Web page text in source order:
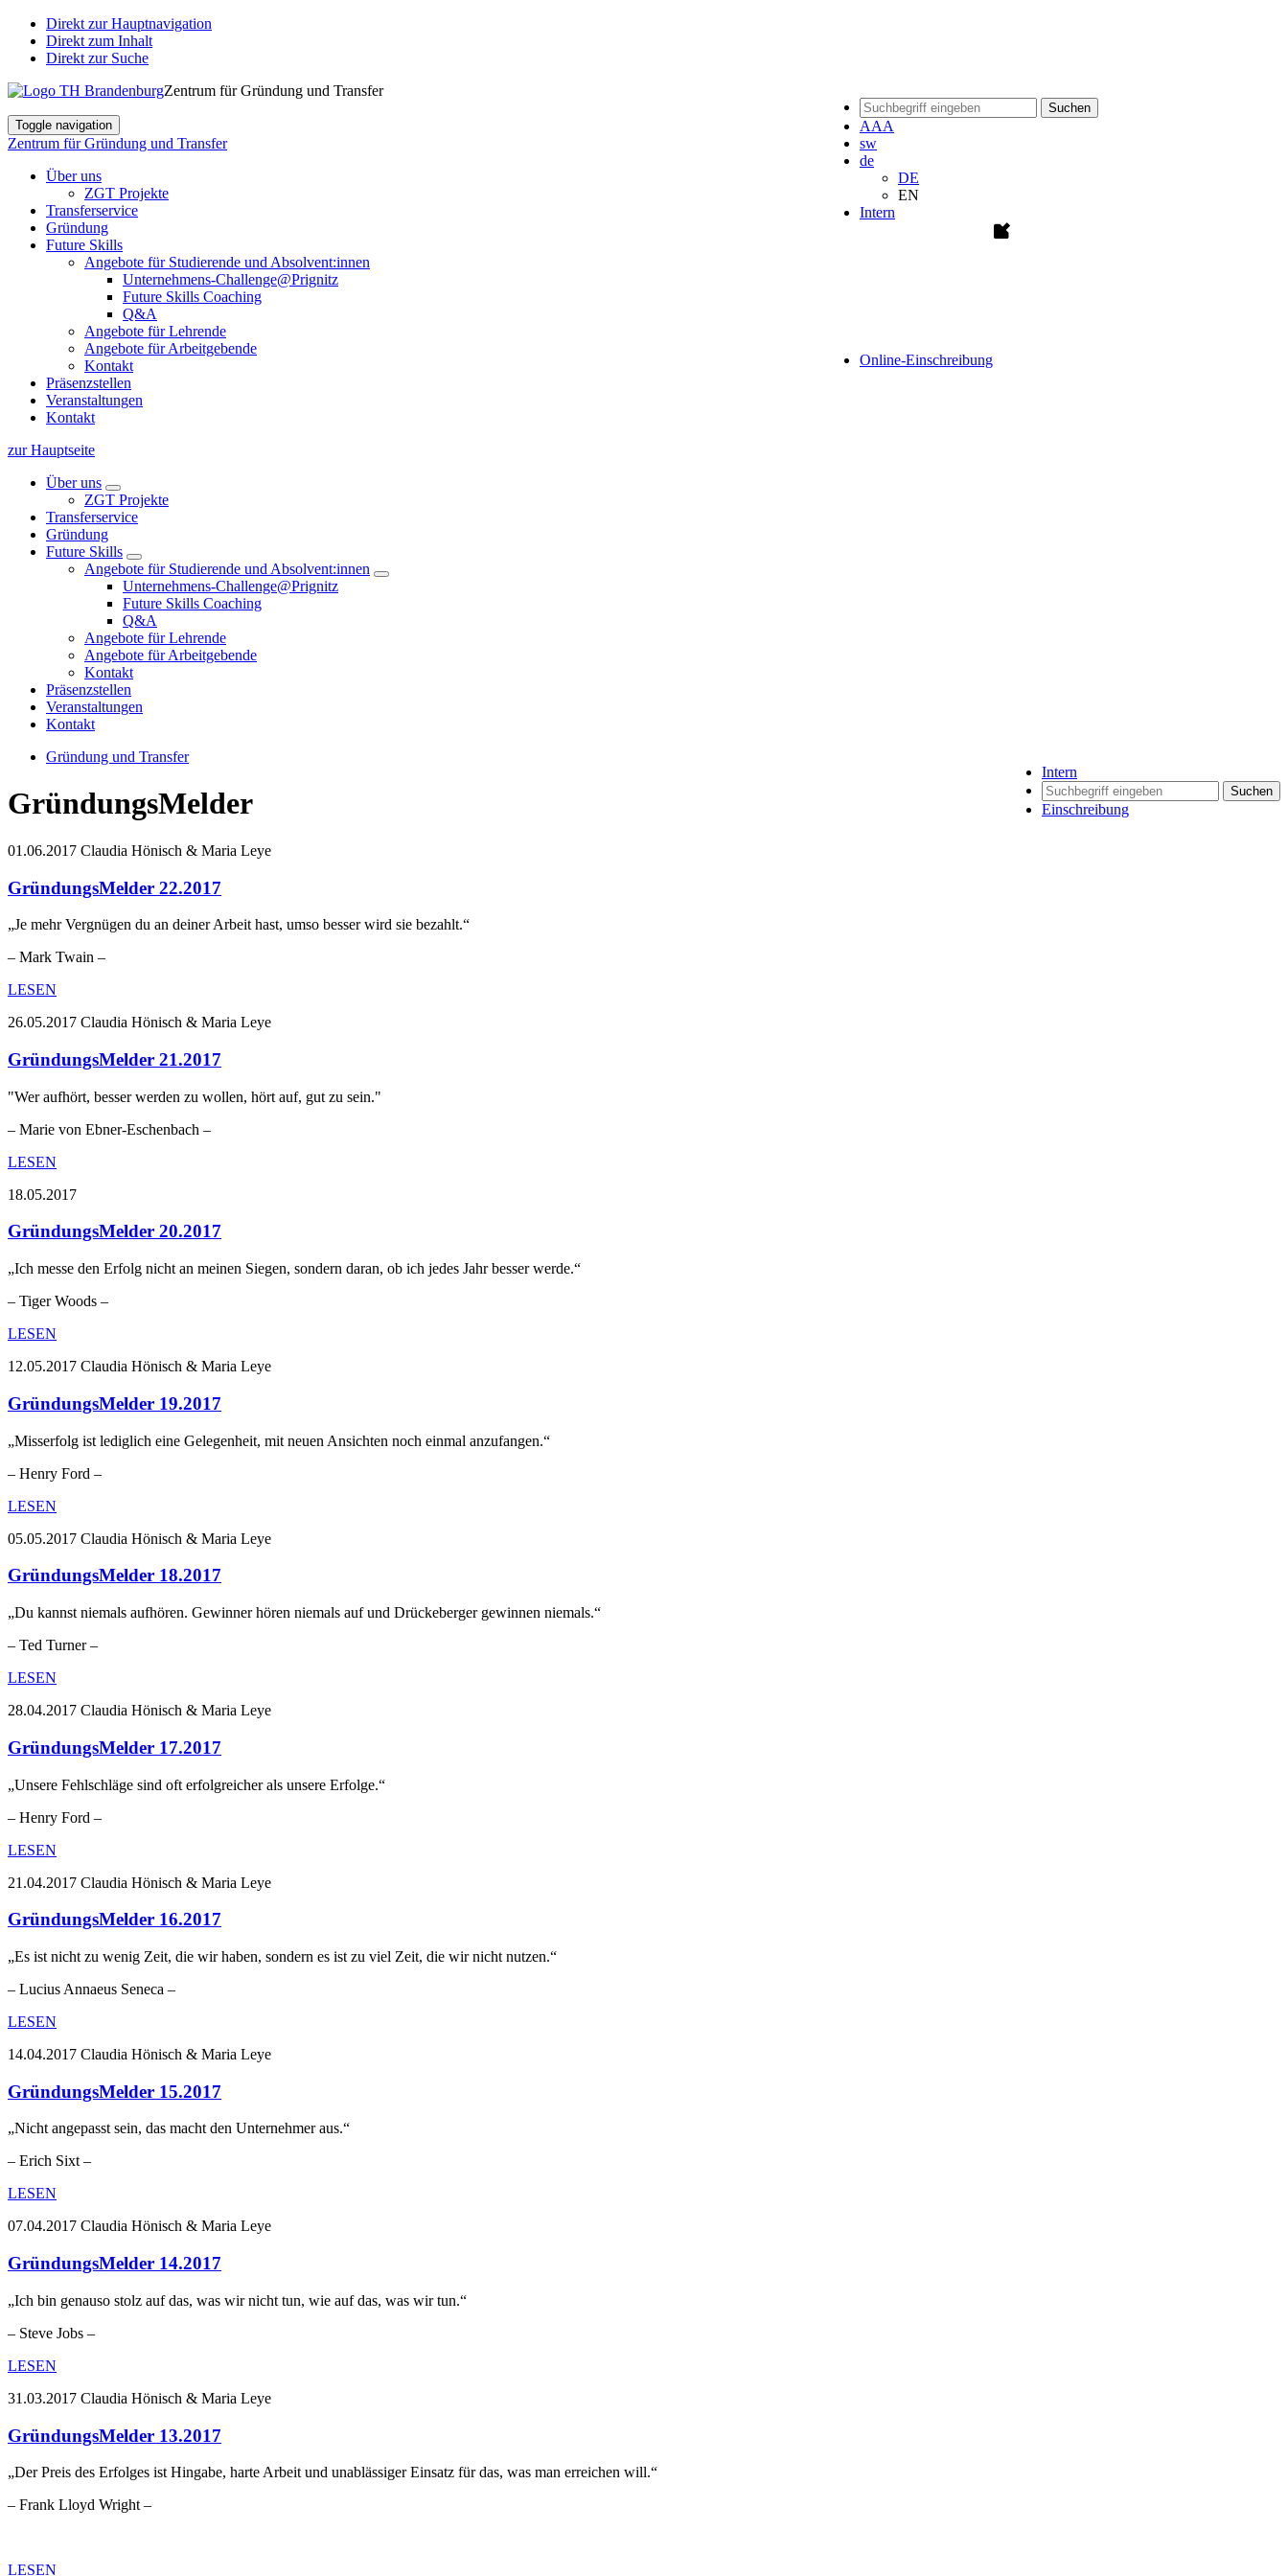
Direkt zur Hauptnavigation
Direkt zum Inhalt
Direkt zur Suche
Suchen
AAA
sw
de
DE
EN
Intern
Online-Einschreibung
Zentrum für Gründung und Transfer
Toggle navigation
Zentrum für Gründung und Transfer
Über uns
ZGT Projekte
Transferservice
Gründung
Future Skills
Angebote für Studierende und Absolvent:innen
Unternehmens-Challenge@Prignitz
Future Skills Coaching
Q&A
Angebote für Lehrende
Angebote für Arbeitgebende
Kontakt
Präsenzstellen
Veranstaltungen
Kontakt
zur Hauptseite
Über uns
ZGT Projekte
Transferservice
Gründung
Future Skills
Angebote für Studierende und Absolvent:innen
Unternehmens-Challenge@Prignitz
Future Skills Coaching
Q&A
Angebote für Lehrende
Angebote für Arbeitgebende
Kontakt
Präsenzstellen
Veranstaltungen
Kontakt
Intern
Suchen
Einschreibung
Gründung und Transfer
GründungsMelder
01.06.2017 Claudia Hönisch & Maria Leye
GründungsMelder 22.2017
„Je mehr Vergnügen du an deiner Arbeit hast, umso besser wird sie bezahlt.“
– Mark Twain –
LESEN
26.05.2017 Claudia Hönisch & Maria Leye
GründungsMelder 21.2017
"Wer aufhört, besser werden zu wollen, hört auf, gut zu sein."
– Marie von Ebner-Eschenbach –
LESEN
18.05.2017
GründungsMelder 20.2017
„Ich messe den Erfolg nicht an meinen Siegen, sondern daran, ob ich jedes Jahr besser werde.“
– Tiger Woods –
LESEN
12.05.2017 Claudia Hönisch & Maria Leye
GründungsMelder 19.2017
„Misserfolg ist lediglich eine Gelegenheit, mit neuen Ansichten noch einmal anzufangen.“
– Henry Ford –
LESEN
05.05.2017 Claudia Hönisch & Maria Leye
GründungsMelder 18.2017
„Du kannst niemals aufhören. Gewinner hören niemals auf und Drückeberger gewinnen niemals.“
– Ted Turner –
LESEN
28.04.2017 Claudia Hönisch & Maria Leye
GründungsMelder 17.2017
„Unsere Fehlschläge sind oft erfolgreicher als unsere Erfolge.“
– Henry Ford –
LESEN
21.04.2017 Claudia Hönisch & Maria Leye
GründungsMelder 16.2017
„Es ist nicht zu wenig Zeit, die wir haben, sondern es ist zu viel Zeit, die wir nicht nutzen.“
– Lucius Annaeus Seneca –
LESEN
14.04.2017 Claudia Hönisch & Maria Leye
GründungsMelder 15.2017
„Nicht angepasst sein, das macht den Unternehmer aus.“
– Erich Sixt –
LESEN
07.04.2017 Claudia Hönisch & Maria Leye
GründungsMelder 14.2017
„Ich bin genauso stolz auf das, was wir nicht tun, wie auf das, was wir tun.“
– Steve Jobs –
LESEN
31.03.2017 Claudia Hönisch & Maria Leye
GründungsMelder 13.2017
„Der Preis des Erfolges ist Hingabe, harte Arbeit und unablässiger Einsatz für das, was man erreichen will.“
– Frank Lloyd Wright –
LESEN